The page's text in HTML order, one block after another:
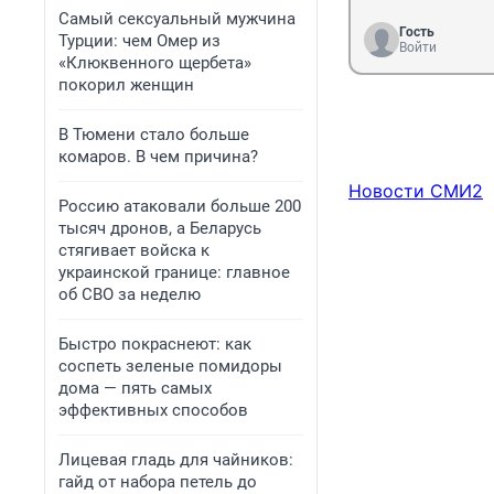
Самый сексуальный мужчина
Турции: чем Омер из
«Клюквенного щербета»
покорил женщин
В Тюмени стало больше
комаров. В чем причина?
Россию атаковали больше 200
тысяч дронов, а Беларусь
стягивает войска к
украинской границе: главное
об СВО за неделю
Быстро покраснеют: как
соспеть зеленые помидоры
дома — пять самых
эффективных способов
Лицевая гладь для чайников:
гайд от набора петель до
Гость
Войти
Новости СМИ2